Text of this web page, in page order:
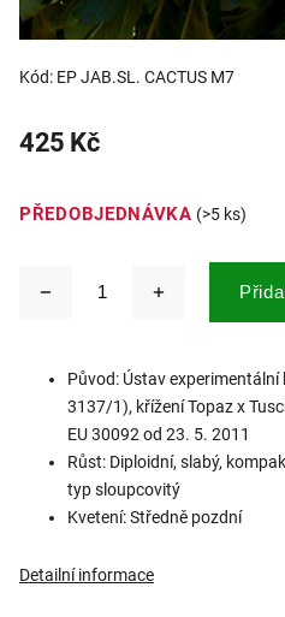
Kód: EP JAB.SL. CACTUS M7
425 Kč
PŘEDOBJEDNÁVKA (>5 ks)
Původ: Ústav experimentální
3137/1), křížení Topaz x
EU 30092 od 23. 5. 2011
Růst: Diploidní, slabý,
typ sloupcovitý
Kvetení: Středně pozdní
Detailní informace